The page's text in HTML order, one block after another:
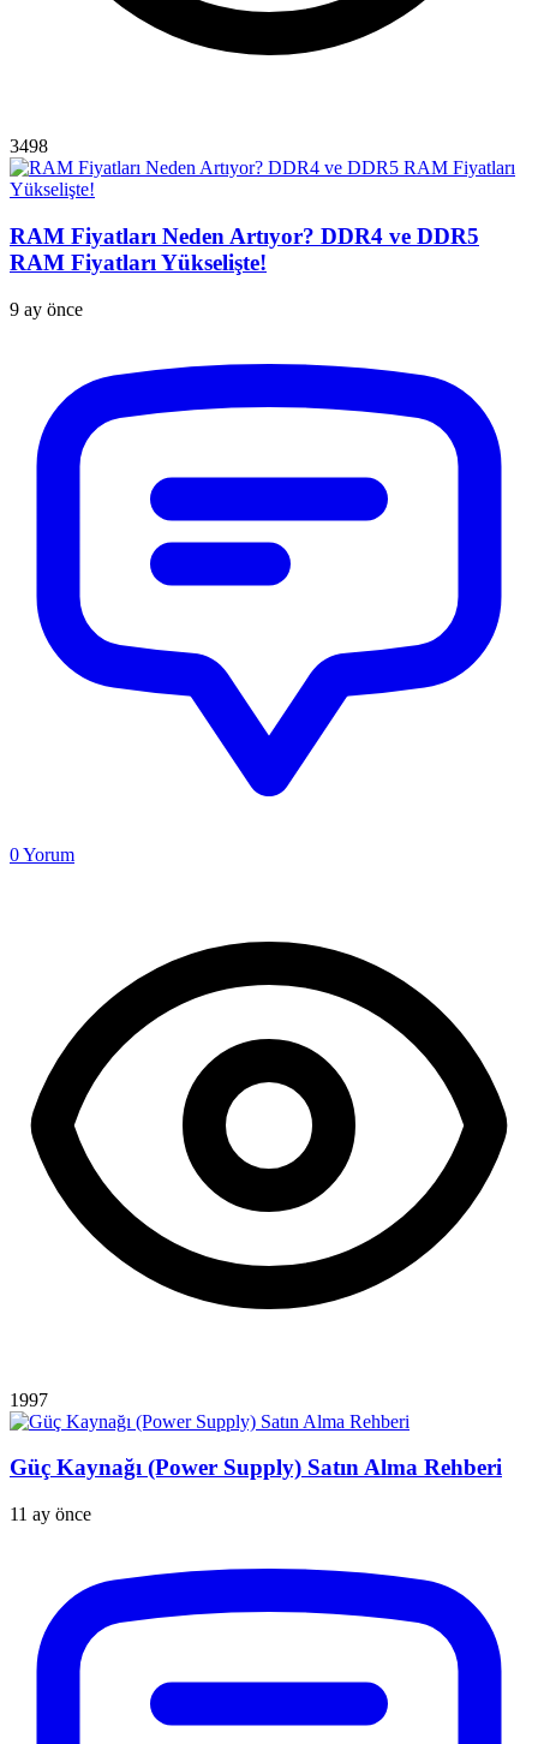
3498
RAM Fiyatları Neden Artıyor? DDR4 ve DDR5
RAM Fiyatları Yükselişte!
9 ay önce
0Yorum
1997
Güç Kaynağı (Power Supply) Satın Alma Rehberi
11 ay önce